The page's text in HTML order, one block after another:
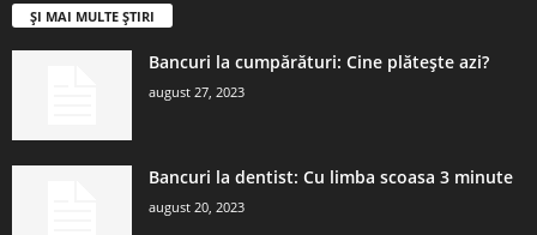
ȘI MAI MULTE ȘTIRI
Bancuri la cumpărături: Cine plătește azi?
august 27, 2023
Bancuri la dentist: Cu limba scoasa 3 minute
august 20, 2023